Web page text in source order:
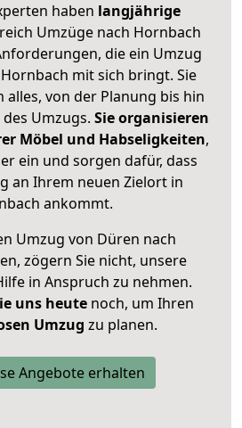
haben langjährige
Umzüge nach Hornbach
die ein Umzug
mit sich bringt. Sie
alles, von der Planung bis hin
Umzugs. Sie organisieren
Möbel und Habseligkeiten,
ein und sorgen dafür, dass
an Ihrem neuen Zielort in
ankommt.
Umzug von Düren nach
zögern Sie nicht, unsere
in Anspruch zu nehmen.
uns heutenoch, um Ihren
Umzug zu planen.
Angebote erhalten